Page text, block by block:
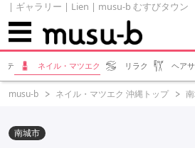
| ギャラリー | Lien | musu-b むすびタウン
テ ネイル・マツエク リラク ヘア
musu-b ネイル・マツエク 沖縄トップ
南城市